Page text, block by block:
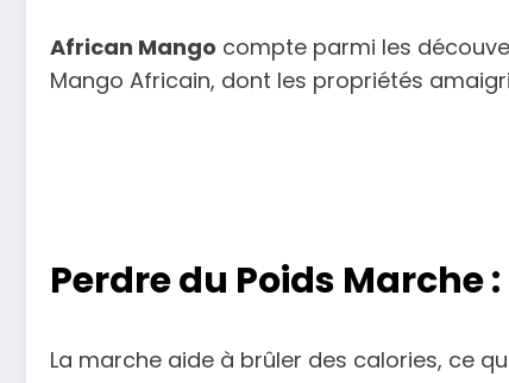
African Mango compte parmi les
Mango Africain, dont les propriétés
Perdre du Poids Marche
La marche aide à brûler des calories, ce